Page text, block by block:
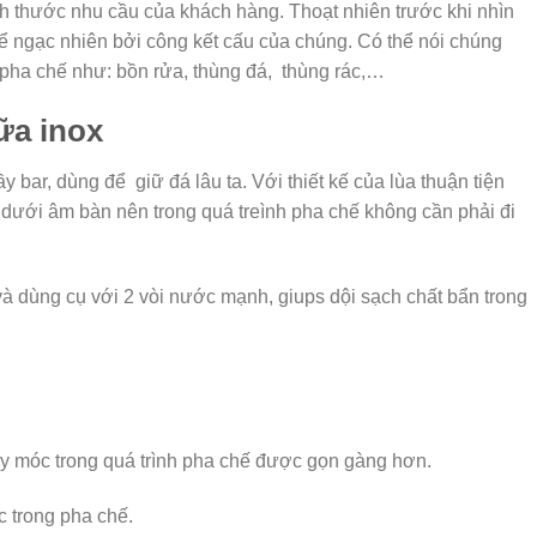
thước nhu cầu của khách hàng. Thoạt nhiên trước khi nhìn
ngạc nhiên bởi công kết cấu của chúng. Có thể nói chúng
chế như: bồn rửa, thùng đá, thùng rác,…
inox
bar, dùng để giữ đá lâu ta. Với thiết kế của lùa thuận tiện
âm bàn nên trong quá treình pha chế không cần phải đi
dùng cụ với 2 vòi nước mạnh, giups dội sạch chất bẩn trong
móc trong quá trình pha chế được gọn gàng hơn.
trong pha chế.